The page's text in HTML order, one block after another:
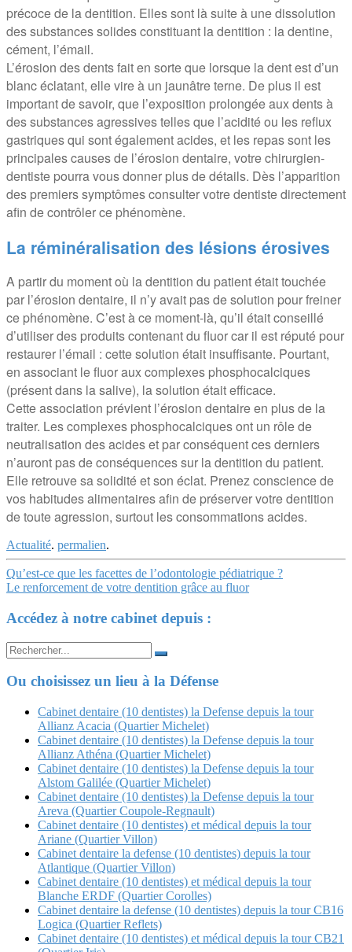
précoce de la dentition. Elles sont là suite à une dissolution
des substances solides constituant la dentition : la dentine,
cément, l’émail.
L’érosion des dents fait en sorte que lorsque la dent est d’un
blanc éclatant, elle vire à un jaunâtre terne. De plus il est
important de savoir, que l’exposition prolongée aux dents à
des substances agressives telles que l’acidité ou les reflux
gastriques qui sont également acides, et les repas sont les
principales causes de l’érosion dentaire, votre chirurgien-
dentiste pourra vous donner plus de détails. Dès l’apparition
des premiers symptômes consulter votre dentiste directement
afin de contrôler ce phénomène.
La réminéralisation des lésions érosives
A partir du moment où la dentition du patient était touchée
par l’érosion dentaire, il n’y avait pas de solution pour freiner
ce phénomène. C’est à ce moment-là, qu’il était conseillé
d’utiliser des produits contenant du fluor car il est réputé pour
restaurer l’émail : cette solution était insuffisante. Pourtant,
en associant le fluor aux complexes phosphocalciques
(présent dans la salive), la solution était efficace.
Cette association prévient l’érosion dentaire en plus de la
traiter. Les complexes phosphocalciques ont un rôle de
neutralisation des acides et par conséquent ces derniers
n’auront pas de conséquences sur la dentition du patient.
Elle retrouve sa solidité et son éclat. Prenez conscience de
vos habitudes alimentaires afin de préserver votre dentition
de toute agression, surtout les consommations acides.
Actualité. permalien.
Navigation
Article
Qu’est-ce que les facettes de l’odontologie pédiatrique ?
Le renforcement de votre dentition grâce au fluor
Accédez à notre cabinet depuis :
Search
for:
Ou choisissez un lieu à la Défense
Cabinet dentaire (10 dentistes) la Defense depuis la tour
Allianz Acacia (Quartier Michelet)
Cabinet dentaire (10 dentistes) la Defense depuis la tour
Allianz Athéna (Quartier Michelet)
Cabinet dentaire (10 dentistes) la Defense depuis la tour
Alstom Galilée (Quartier Michelet)
Cabinet dentaire (10 dentistes) la Defense depuis la tour
Areva (Quartier Coupole-Regnault)
Cabinet dentaire (10 dentistes) et médical depuis la tour
Ariane (Quartier Villon)
Cabinet dentaire la defense (10 dentistes) depuis la tour
Atlantique (Quartier Villon)
Cabinet dentaire (10 dentistes) et médical depuis la tour
Blanche ERDF (Quartier Corolles)
Cabinet dentaire la defense (10 dentistes) depuis la tour CB16
Logica (Quartier Reflets)
Cabinet dentaire (10 dentistes) et médical depuis la tour CB21